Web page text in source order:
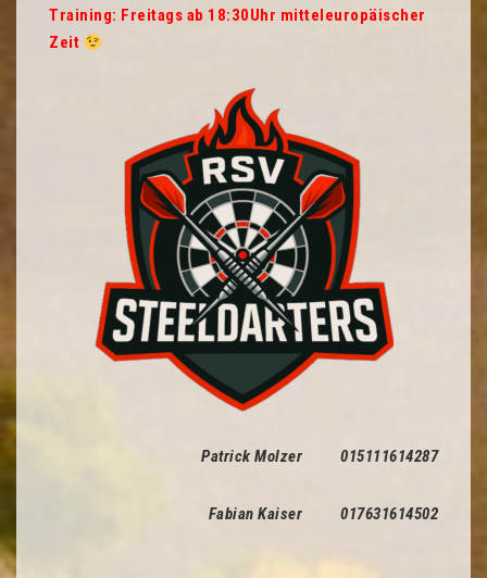
Training: Freitags ab 18:30Uhr mitteleuropäischer
Zeit
Patrick Molzer 015111614287
Fabian Kaiser 017631614502